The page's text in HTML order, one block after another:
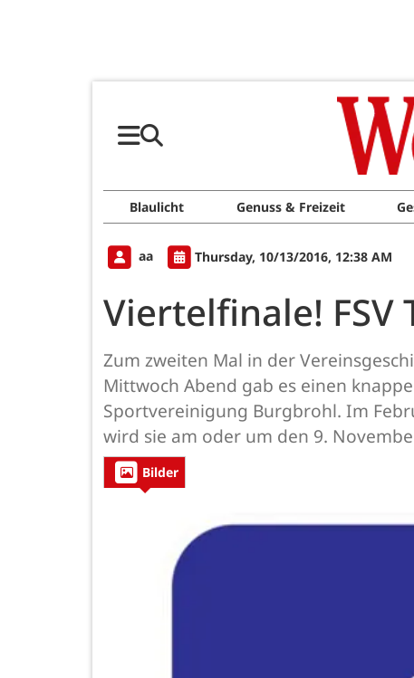
Blaulicht Genuss & Freizeit
aa Thursday, 10/13/2016, 12:38 AM
Viertelfinale!
Zum zweiten Mal in der
Mittwoch Abend gab es einen
Sportvereinigung Burgbrohl. Im
wird sie am oder um den 9.
Bilder